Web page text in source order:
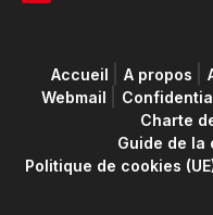
Accueil A propos
Webmail
Charte
Guide de
Politique de cookies